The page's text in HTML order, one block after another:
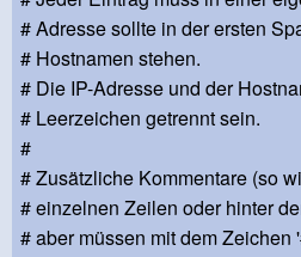
# Adresse sollte in der ersten
# Hostnamen stehen.
# Die IP-Adresse und der
# Leerzeichen getrennt sein.
#
# Zusätzliche Kommentare (so
# einzelnen Zeilen oder hinter
# aber müssen mit dem Zeichen